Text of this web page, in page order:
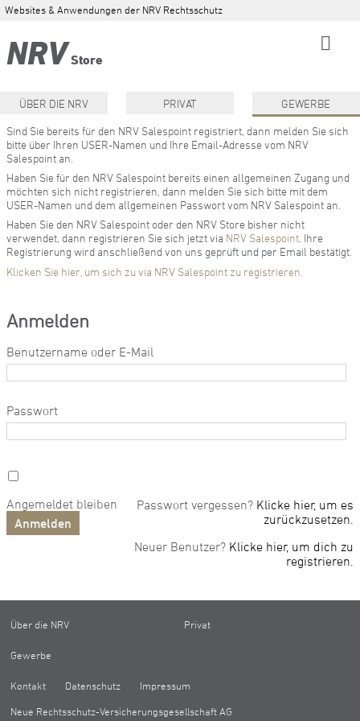
Websites & Anwendungen der NRV Rechtsschutz
NRV Store
ÜBER DIE NRV PRIVAT GEWERBE
Sind Sie bereits für den NRV Salespoint registriert, dann melden Sie sich
bitte über Ihren USER-Namen und Ihre Email-Adresse vom NRV
Salespoint an.
Haben Sie für den NRV Salespoint bereits einen allgemeinen Zugang und
möchten sich nicht registrieren, dann melden Sie sich bitte mit dem
USER-Namen und dem allgemeinen Passwort vom NRV Salespoint an.
Haben Sie den NRV Salespoint oder den NRV Store bisher nicht
verwendet, dann registrieren Sie sich jetzt via NRV Salespoint . Ihre
Registrierung wird anschließend von uns geprüft und per Email bestätigt.
Klicken Sie hier, um sich zu via NRV Salespoint zu registrieren.
Anmelden
Benutzername oder E-Mail
Passwort
Angemeldet bleiben Passwort vergessen? Klicke hier, um es
zurückzusetzen.
Neuer Benutzer? Klicke hier, um dich zu
registrieren.
Über die NRV Privat
Gewerbe
Kontakt Datenschutz
Impressum
Neue Rechtsschutz-Versicherungsgesellschaft AG